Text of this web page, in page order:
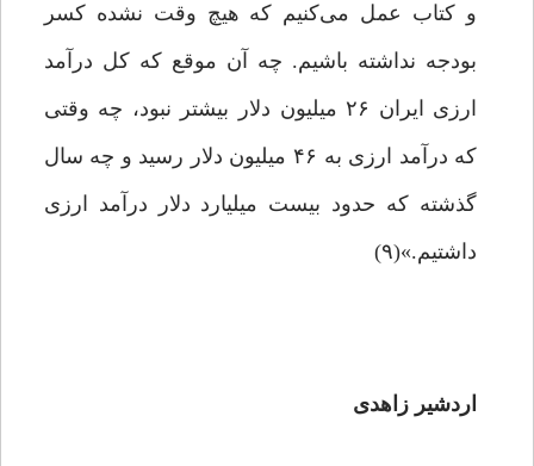
و کتاب عمل می‌کنیم که هیچ وقت نشده کسر
بودجه نداشته باشیم. چه آن موقع که کل درآمد
ارزی ایران ۲۶ میلیون دلار بیشتر نبود، چه وقتی
که درآمد ارزی به ۴۶ میلیون دلار رسید و چه سال
گذشته که حدود بیست میلیارد دلار درآمد ارزی
داشتیم.»(۹)
اردشیر زاهدی